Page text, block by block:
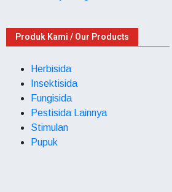
Produk Kami / Our Products
Herbisida
Insektisida
Fungisida
Pestisida Lainnya
Stimulan
Pupuk